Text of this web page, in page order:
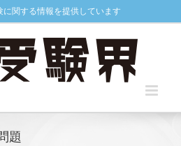
関する情報を提供しています
題